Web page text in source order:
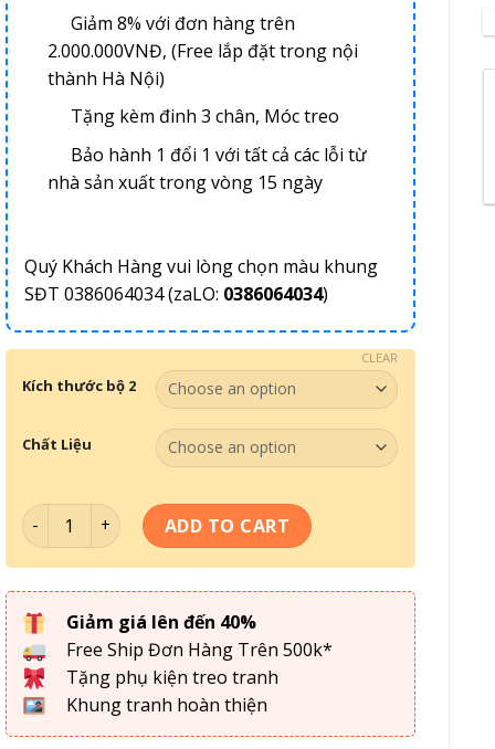
Giảm 8% với đơn hàng trên
2.000.000VNĐ, (Free lắp đặt trong nội
thành Hà Nội)
Tặng kèm đinh 3 chân, Móc treo
Bảo hành 1 đổi 1 với tất cả các lỗi từ
nhà sản xuất trong vòng 15 ngày
Quý Khách Hàng vui lòng chọn màu khung
SĐT 0386064034 (zaLO: 0386064034)
Kích thước bộ 2
Chất Liệu
CLEAR
Bộ Tranh Động Lực set 51 quantity
ADD TO CART
Giảm giá lên đến 40%
Free Ship Đơn Hàng Trên 500k*
Tặng phụ kiện treo tranh
Khung tranh hoàn thiện